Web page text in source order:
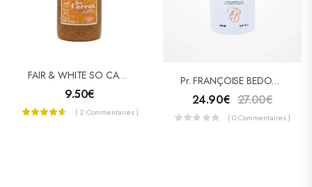
FAIR & WHITE SO CARROT EXFOLIANT Gel Douche Gommage Éclat 940ml
9.50€
( 2 Commentaires )
Pr. FRANÇOISE BEDON LAIT ÉCLAIRCISSANT « CAROTTE » 500ml
24.90€ 27.00€
( 0 Commentaires )